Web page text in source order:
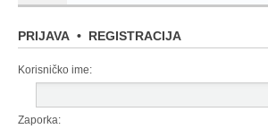
PRIJAVA • REGISTRACIJA
Korisničko ime:
Zaporka: